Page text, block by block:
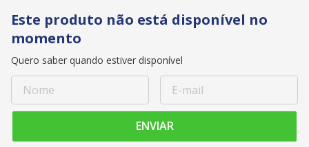
Este produto não está disponível no
momento
Quero saber quando estiver disponível
ENVIAR